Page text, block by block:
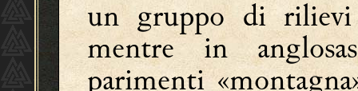
un gruppo di rilievi
mentre in
parimenti